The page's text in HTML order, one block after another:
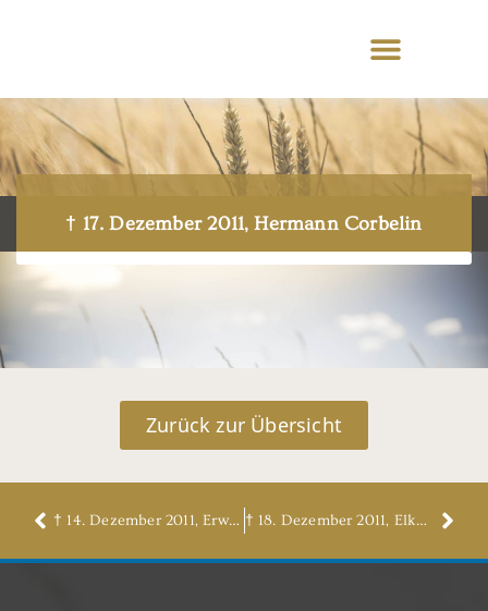
† 17. Dezember 2011, Hermann Corbelin
Zurück zur Übersicht
† 14. Dezember 2011, Erwin Hollmichel † 18. Dezember 2011, Elke Sattler, geb. Rauch